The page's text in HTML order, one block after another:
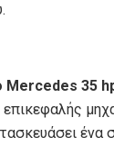
Mercedes 35
ένα